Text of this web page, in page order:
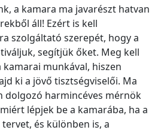
a kamara ma javarészt hatvan
áll! Ezért is kell
szolgáltató szerepét, hogy a
segítjük őket. Meg kell
munkával, hiszen
ki a jövő tisztségviselői. Ma
dolgozó harmincéves mérnök
lépjek be a kamarába, ha a
és különben is, a